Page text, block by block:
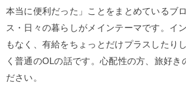
本当に便利だった」ことをまとめているブ
ス・日々の暮らしがメインテーマです。イ
もなく、有給をちょっとだけプラスしたり
く普通のOLの話です。心配性の方、旅好き
ださい。